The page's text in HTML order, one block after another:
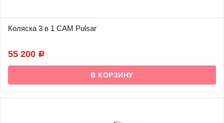
Коляска 3 в 1 CAM Pulsar
55 200 Р